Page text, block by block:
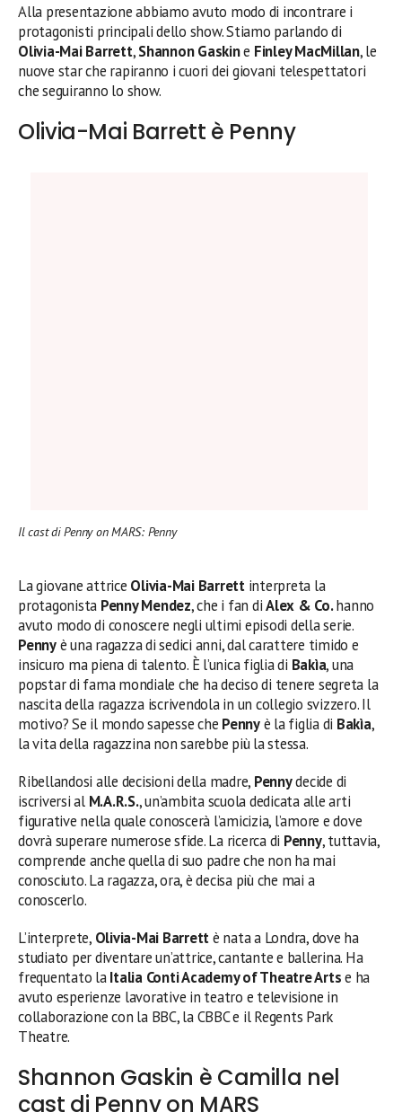
Alla presentazione abbiamo avuto modo di incontrare i
protagonisti principali dello show. Stiamo parlando di
Olivia-Mai Barrett,Shannon Gaskine Finley MacMillan, le
nuove star che rapiranno i cuori dei giovani telespettatori
che seguiranno lo show.
Olivia-Mai Barrett è Penny
Il cast di Penny on MARS: Penny
La giovane attrice Olivia-Mai Barrettinterpreta la
protagonista Penny Mendez, che i fan diAlex & Co.hanno
avuto modo di conoscere negli ultimi episodi della serie.
Pennyè una ragazza di sedici anni, dal carattere timido e
insicuro ma piena di talento. È l’unica figlia di Bakìa, una
popstar di fama mondiale che ha deciso di tenere segreta la
nascita della ragazza iscrivendola in un collegio svizzero. Il
motivo? Se il mondo sapesse che Pennyè la figlia di Bakìa,
la vita della ragazzina non sarebbe più la stessa.
Ribellandosi alle decisioni della madre, Pennydecide di
iscriversi al M.A.R.S., un’ambita scuola dedicata alle arti
figurative nella quale conoscerà l’amicizia, l’amore e dove
dovrà superare numerose sfide. La ricerca di Penny, tuttavia,
comprende anche quella di suo padre che non ha mai
conosciuto. La ragazza, ora, è decisa più che mai a
conoscerlo.
L’interprete, Olivia-Mai Barrettè nata a Londra, dove ha
studiato per diventare un’attrice, cantante e ballerina. Ha
frequentato laItalia Conti Academy of Theatre Artse ha
avuto esperienze lavorative in teatro e televisione in
collaborazione con la BBC, la CBBC e il Regents Park
Theatre.
Shannon Gaskin è Camilla nel
cast di Penny on MARS